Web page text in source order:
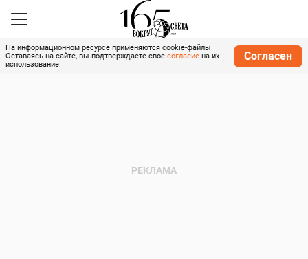
На информационном ресурсе применяются cookie-файлы.
Оставаясь на сайте, вы подтверждаете свое согласие на их
использование.
Согласен